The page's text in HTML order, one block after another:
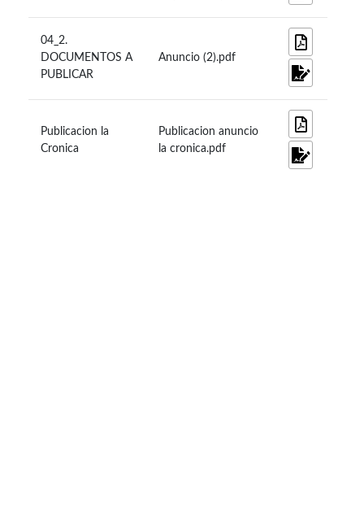
04_2.
DOCUMENTOS A
PUBLICAR
Anuncio (2).pdf
Publicacion la
Cronica
Publicacion anuncio
la cronica.pdf